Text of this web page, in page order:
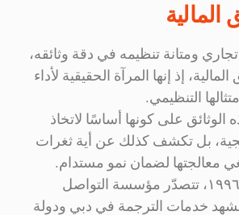
المالية
ومتانة تنظيمه في دقة وثائقه،
إذ إنها المرآة الحقيقية لأداء
التنظيمي.
الوثائق على كونها أساسًا لاتخاذ
بل تكشف كذلك عن أية ثغرات
معالجتها لضمان نمو مستدام.
ومنذ تأسيسها عام ١٩٩٦، تتصدّر مؤسسة التواصل
مشهد خدمات الترجمة في دبي ودولة